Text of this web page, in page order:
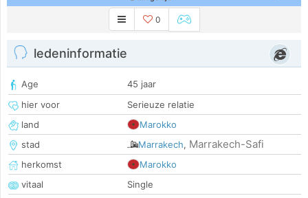
0
ledeninformatie
Age
45 jaar
hier voor
Serieuze relatie
land
Marokko
stad
Marrakech, Marrakech-Safi
herkomst
Marokko
vitaal
Single